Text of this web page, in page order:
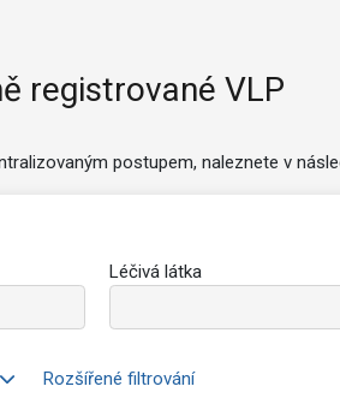
registrované VLP
postupem, naleznete v
Léčivá látka
Rozšířené filtrování